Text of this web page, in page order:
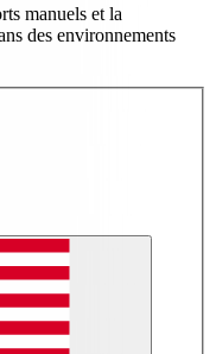
manuels et la
des environnements